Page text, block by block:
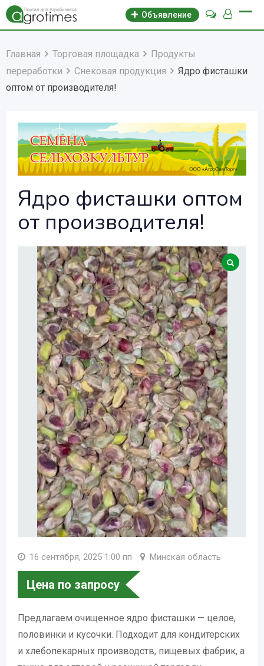
Объявление
Главная Торговая площадка
Продукты
переработки
Снековая продукция
Ядро фисташки
оптом от производителя!
Ядро фисташки оптом
от производителя!
16 сентября, 2025 1:00 пп Минская область
Цена по запросу
Предлагаем очищенное ядро фисташки — целое,
половинки и кусочки. Подходит для кондитерских
и хлебопекарных производств, пищевых фабрик, а